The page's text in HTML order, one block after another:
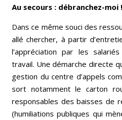
Au secours : débranchez-moi !
Dans ce même souci des
allé chercher, à partir
l’appréciation par les
travail. Une démarche directe
gestion du centre d’appels
sort notamment le carton
responsables des baisses de
(humiliations publiques qui